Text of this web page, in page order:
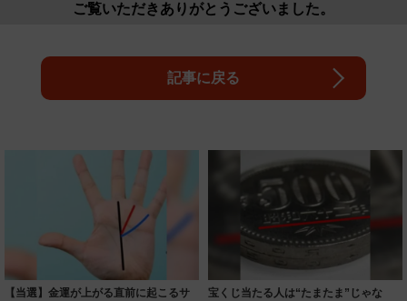
ご覧いただきありがとうございました。
記事に戻る
【当選】金運が上がる直前に起こるサ
宝くじ当たる人は“たまたま”じゃな